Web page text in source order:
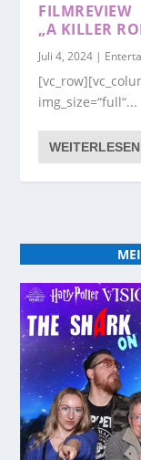
FILMREVIEW
„A KILLER
Juli 4, 2024 |
img_size=“full“...
WEITERLESEN